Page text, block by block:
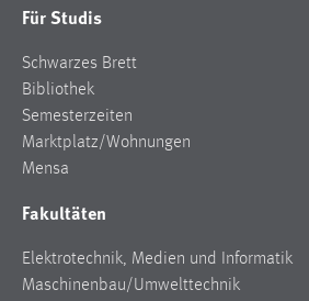
Für Studis
Schwarzes Brett
Bibliothek
Semesterzeiten
Marktplatz/Wohnungen
Mensa
Fakultäten
Elektrotechnik, Medien und Informatik
Maschinenbau/Umwelttechnik